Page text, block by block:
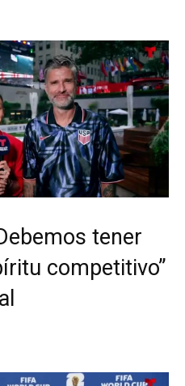
tener
competitivo”